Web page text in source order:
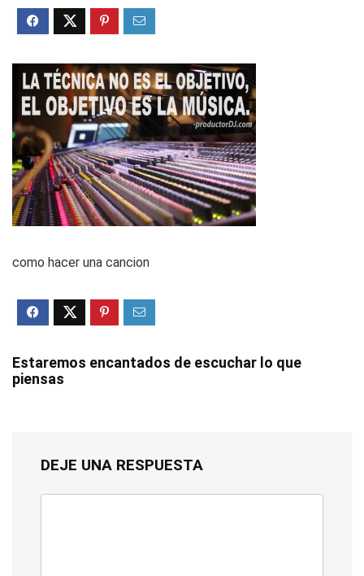
como hacer una cancion
Estaremos encantados de escuchar lo que
piensas
DEJE UNA RESPUESTA